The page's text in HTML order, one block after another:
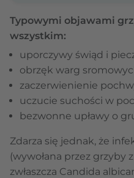
Typowymi objawami
wszystkim:
uporczywy świąd i
obrzęk warg
zaczerwienienie
uczucie suchości w
bezwonne upławy o
Zdarza się jednak, że
(wywołana przez grzyby
zwłaszcza Candida